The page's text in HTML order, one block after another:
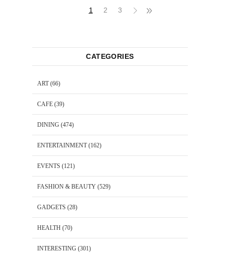
1 2 3
CATEGORIES
ART(66)
CAFE (39)
DINING (474)
ENTERTAINMENT(162)
EVENTS (121)
FASHION & BEAUTY (529)
GADGETS (28)
HEALTH (70)
INTERESTING (301)